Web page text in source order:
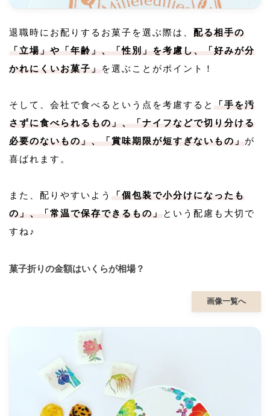
退職時にお配りするお菓子を選ぶ際は、 配る相手の
「立場」や「年齢」、「性別」を考慮し、「好みが分
かれにくいお菓子」
を選ぶことがポイント！
そして、会社で食べるという点を考慮すると
「手を汚
さずに食べられるもの」、「ナイフなどで切り分ける
必要のないもの」、「賞味期限が短すぎないもの」 が
喜ばれます。
また、配りやすいよう
「個包装で小分けになったも
の」、「常温で保存できるもの」
という配慮も大切で
すね♪
菓子折りの金額はいくらが相場？
画像一覧へ